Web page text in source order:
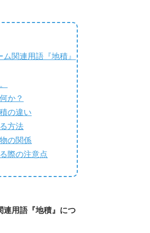
関連用語『地積』
か？
の違い
方法
の関係
際の注意点
連用語『地積』につ